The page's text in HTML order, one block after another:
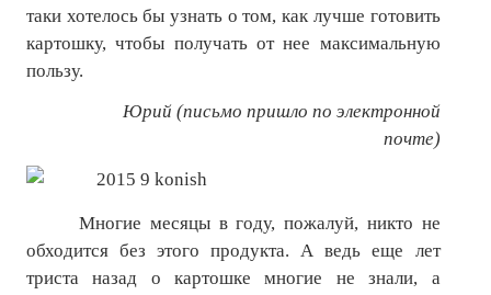
2025 г.
№ 10
№ 2
таки хотелось бы узнать о том, как лучше готовить
картошку, чтобы получать от нее максимальную
пользу.
Юрий (письмо пришло по электронной
почте)
Многие месяцы в году, пожалуй, никто не
обходится без этого продукта. А ведь еще лет
триста назад о картошке многие не знали, а